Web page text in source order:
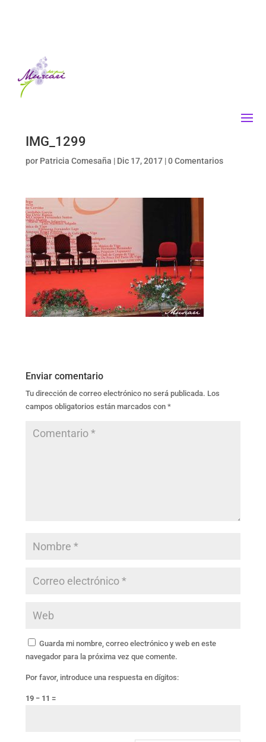
IMG_1299
por Patricia Comesaña | Dic 17, 2017|0 Comentarios
Enviar comentario
Tu dirección de correo electrónico no será publicada. Los
campos obligatorios están marcados con *
Guarda mi nombre, correo electrónico y web en este
navegador para la próxima vez que comente.
Por favor, introduce una respuesta en dígitos:
19 − 11 =